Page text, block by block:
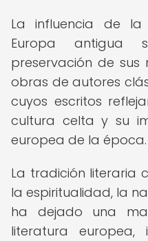
La influencia de
Europa antigua
preservación de sus
obras de autores
cuyos escritos
cultura celta y su
europea de la época.
La tradición literaria
la espiritualidad, la
ha dejado una
literatura europea,